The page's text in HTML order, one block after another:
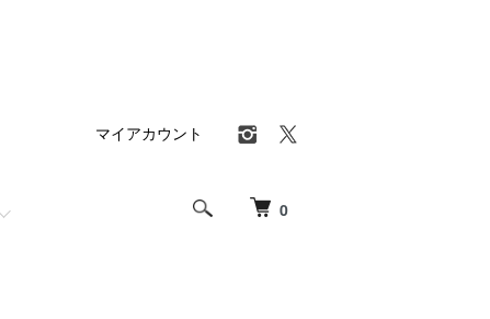
0
マイアカウント